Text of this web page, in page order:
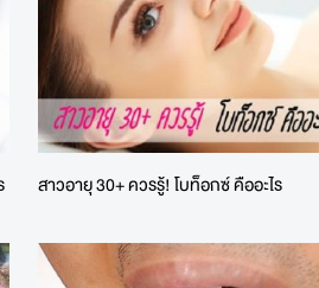
สาวอายุ 30+ ควรรู้! โบท็อกซ์ คืออะไร